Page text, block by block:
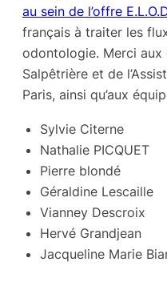
au sein de l’offre
français à traiter les
odontologie. Merci aux
Salpêtrière et de
Paris, ainsi qu’aux
Sylvie Citerne
Nathalie PICQUET
Pierre blondé
Géraldine Lescaille
Vianney Descroix
Hervé Grandjean
Jacqueline Marie